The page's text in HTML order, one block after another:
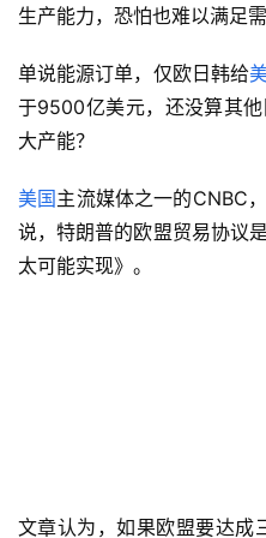
生产能力，恐怕也难以满足需
单说能源订单，仅欧日韩给
于9500亿美元，还没算其
大产能？
美国主流媒体之一的CNBC
说，特朗普的欧盟贸易协议
太可能实现》。